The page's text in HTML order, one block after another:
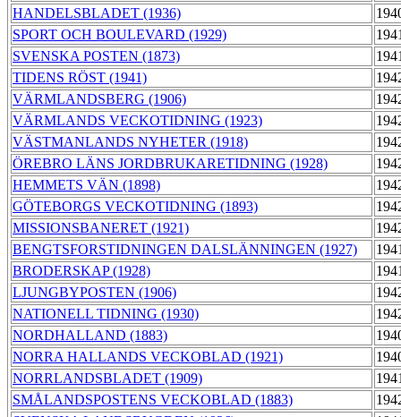
HANDELSBLADET (1936)
SPORT OCH BOULEVARD (1929)
SVENSKA POSTEN (1873)
TIDENS RÖST (1941)
VÄRMLANDSBERG (1906)
VÄRMLANDS VECKOTIDNING (1923)
VÄSTMANLANDS NYHETER (1918)
ÖREBRO LÄNS JORDBRUKARETIDNING (1928)
HEMMETS VÄN (1898)
GÖTEBORGS VECKOTIDNING (1893)
MISSIONSBANERET (1921)
BENGTSFORSTIDNINGEN DALSLÄNNINGEN (1927)
BRODERSKAP (1928)
LJUNGBYPOSTEN (1906)
NATIONELL TIDNING (1930)
NORDHALLAND (1883)
NORRA HALLANDS VECKOBLAD (1921)
NORRLANDSBLADET (1909)
SMÅLANDSPOSTENS VECKOBLAD (1883)